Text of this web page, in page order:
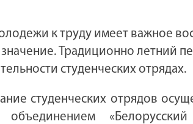
к труду имеет важное
Традиционно летний
студенческих отрядах.
студенческих отрядов
объединением